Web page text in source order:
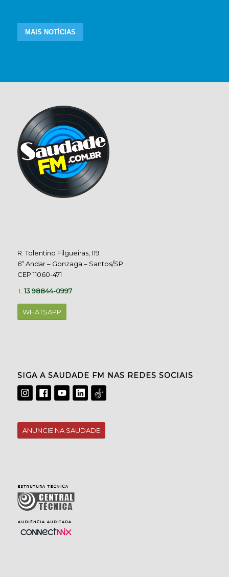
MAIS NOTÍCIAS
R. Tolentino Filgueiras, 119
6º Andar – Gonzaga – Santos/SP
CEP 11060-471
T.13 98844-0997
WHATSAPP
SIGA A SAUDADE FM NAS REDES SOCIAIS
ANUNCIE NA SAUDADE